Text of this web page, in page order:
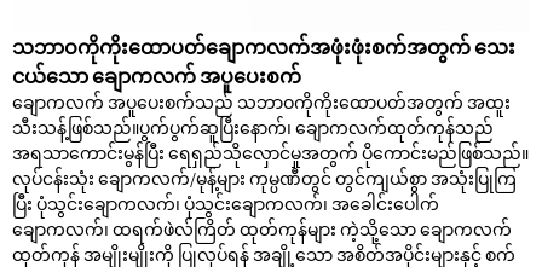
သဘာဝကိုကိုးထောပတ်ချောကလက်အဖုံးဖုံးစက်အတွက် သေး
ငယ်သော ချောကလက် အပူပေးစက်
ချောကလက် အပူပေးစက်သည် သဘာဝကိုကိုးထောပတ်အတွက် အထူး
သီးသန့်ဖြစ်သည်။ပွက်ပွက်ဆူပြီးနောက်၊ ချောကလက်ထုတ်ကုန်သည်
အရသာကောင်းမွန်ပြီး ရေရှည်သိုလှောင်မှုအတွက် ပိုကောင်းမည်ဖြစ်သည်။
လုပ်ငန်းသုံး ချောကလက်/မုန့်များ ကုမ္ပဏီတွင် တွင်ကျယ်စွာ အသုံးပြုကြ
ပြီး ပုံသွင်းချောကလက်၊ ပုံသွင်းချောကလက်၊ အခေါင်းပေါက်
ချောကလက်၊ ထရက်ဖဲလ်ကြိတ် ထုတ်ကုန်များ ကဲ့သို့သော ချောကလက်
ထုတ်ကုန် အမျိုးမျိုးကို ပြုလုပ်ရန် အချို့သော အစိတ်အပိုင်းများနှင့် စက်